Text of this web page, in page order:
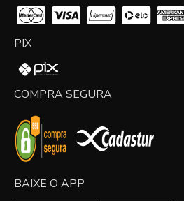
PIX
COMPRA SEGURA
BAIXE O APP